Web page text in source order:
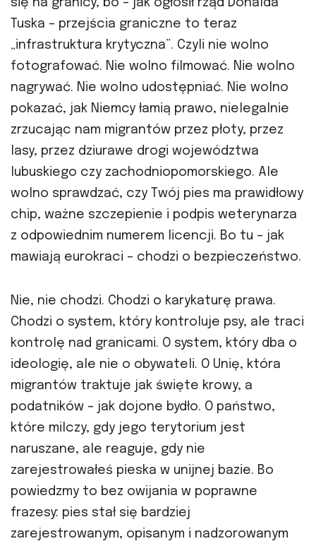
się na granicy, bo – jak ogłosił rząd Donalda
Tuska – przejścia graniczne to teraz
„infrastruktura krytyczna”. Czyli nie wolno
fotografować. Nie wolno filmować. Nie wolno
nagrywać. Nie wolno udostępniać. Nie wolno
pokazać, jak Niemcy łamią prawo, nielegalnie
zrzucając nam migrantów przez płoty, przez
lasy, przez dziurawe drogi województwa
lubuskiego czy zachodniopomorskiego. Ale
wolno sprawdzać, czy Twój pies ma prawidłowy
chip, ważne szczepienie i podpis weterynarza
z odpowiednim numerem licencji. Bo tu – jak
mawiają eurokraci – chodzi o bezpieczeństwo.
Nie, nie chodzi. Chodzi o karykaturę prawa.
Chodzi o system, który kontroluje psy, ale traci
kontrolę nad granicami. O system, który dba o
ideologię, ale nie o obywateli. O Unię, która
migrantów traktuje jak święte krowy, a
podatników – jak dojone bydło. O państwo,
które milczy, gdy jego terytorium jest
naruszane, ale reaguje, gdy nie
zarejestrowałeś pieska w unijnej bazie. Bo
powiedzmy to bez owijania w poprawne
frazesy: pies stał się bardziej
zarejestrowanym, opisanym i nadzorowanym